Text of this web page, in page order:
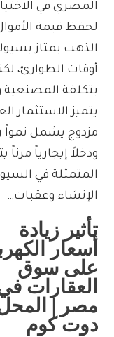
المصري في
لحفظ قيمة
الذهب يمتاز
أوقات الطوارئ،
بتكلفة المصنعية
يتميز الاستثمار
مزدوج يشمل نمواً
ودخلاً إيجارياً
المتمثلة في
الإنشاء وعقبات…
تأثير زيادة
أسعار
على سوق
العقارات
مصر |
دوت كوم